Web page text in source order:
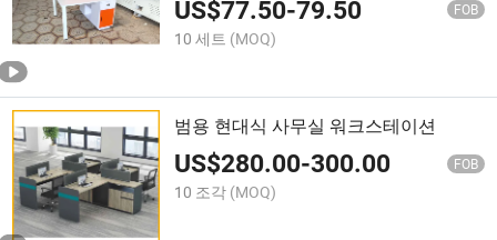
US$77.50-79.50 FOB
10 세트 (MOQ)
범용 현대식 사무실 워크스테이션
US$280.00-300.00 FOB
10 조각 (MOQ)